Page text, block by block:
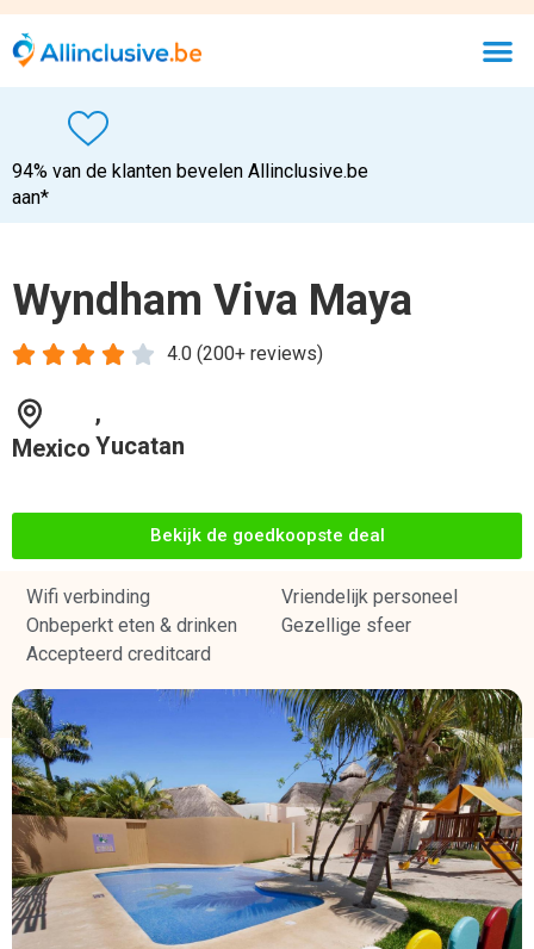
94% van de klanten bevelen Allinclusive.be
aan*
Wyndham Viva Maya
4.0 (200+ reviews)
    
Mexico
,
Yucatan
Bekijk de goedkoopste deal
Wifi verbinding
Vriendelijk personeel
Onbeperkt eten & drinken
Gezellige sfeer
Accepteerd creditcard